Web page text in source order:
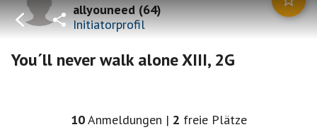
allyouneed(64)
Initiatorprofil
You´ll never walk alone XIII, 2G
10Anmeldungen | 2 freie Plätze